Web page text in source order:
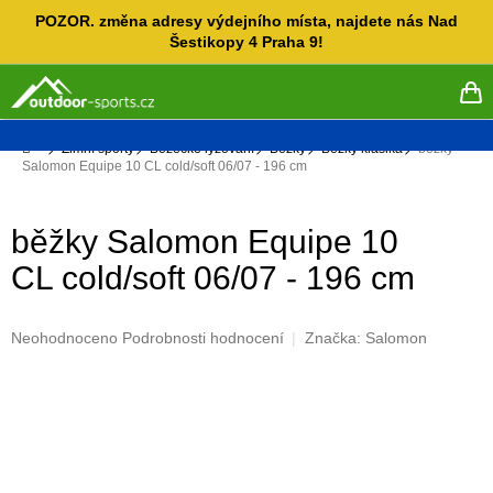
POZOR. změna adresy výdejního místa, najdete nás Nad
Šestikopy 4 Praha 9!
Domů
Zimní sporty Běžecké lyžování Běžky Běžky klasika
běžky
Salomon Equipe 10 CL cold/soft 06/07 - 196 cm
běžky Salomon Equipe 10
CL cold/soft 06/07 - 196 cm
Průměrné
Neohodnoceno Podrobnosti hodnocení Značka: Salomon